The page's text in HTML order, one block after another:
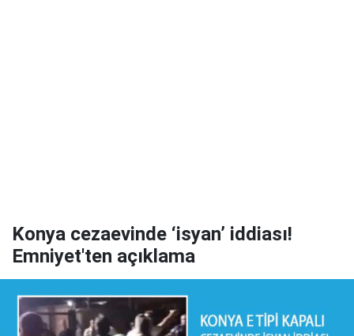
Konya cezaevinde ‘isyan’ iddiası!
Emniyet'ten açıklama